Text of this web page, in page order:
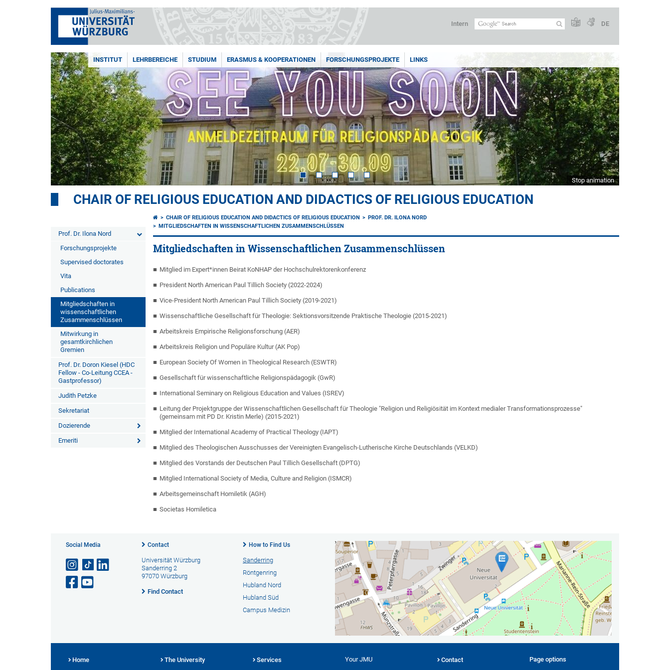
Intern DE
INSTITUT LEHRBEREICHE STUDIUM ERASMUS & KOOPERATIONEN FORSCHUNGSPROJEKTE LINKS
Stop animation
CHAIR OF RELIGIOUS EDUCATION AND DIDACTICS OF RELIGIOUS EDUCATION
Prof. Dr. Ilona Nord
Forschungsprojekte
Supervised doctorates
Vita
Publications
Mitgliedschaften in
wissenschaftlichen
Zusammenschlüssen
Mitwirkung in
gesamtkirchlichen
Gremien
Prof. Dr. Doron Kiesel (HDC
Fellow - Co-Leitung CCEA -
Gastprofessor)
Judith Petzke
Sekretariat
Dozierende
Emeriti
CHAIR OF RELIGIOUS EDUCATION AND DIDACTICS OF RELIGIOUS EDUCATION
PROF. DR. ILONA NORD
MITGLIEDSCHAFTEN IN WISSENSCHAFTLICHEN ZUSAMMENSCHLÜSSEN
Mitgliedschaften in Wissenschaftlichen Zusammenschlüssen
Mitglied im Expert*innen Beirat KoNHAP der Hochschulrektorenkonferenz
President North American Paul Tillich Society (2022-2024)
Vice-President North American Paul Tillich Society (2019-2021)
Wissenschaftliche Gesellschaft für Theologie: Sektionsvorsitzende Praktische Theologie (2015-2021)
Arbeitskreis Empirische Religionsforschung (AER)
Arbeitskreis Religion und Populäre Kultur (AK Pop)
European Society Of Women in Theological Research (ESWTR)
Gesellschaft für wissenschaftliche Religionspädagogik (GwR)
International Seminary on Religious Education and Values (ISREV)
Leitung der Projektgruppe der Wissenschaftlichen Gesellschaft für Theologie "Religion und Religiösität im Kontext medialer Transformationsprozesse"
(gemeinsam mit PD Dr. Kristin Merle) (2015-2021)
Mitglied der International Academy of Practical Theology (IAPT)
Mitglied des Theologischen Ausschusses der Vereinigten Evangelisch-Lutherische Kirche Deutschlands (VELKD)
Mitglied des Vorstands der Deutschen Paul Tillich Gesellschaft (DPTG)
Mitglied International Society of Media, Culture and Religion (ISMCR)
Arbeitsgemeinschaft Homiletik (AGH)
Societas Homiletica
Social Media Contact
Universität Würzburg
Sanderring 2
97070 Würzburg
Find Contact
How to Find Us
Sanderring
Röntgenring
Hubland Nord
Hubland Süd
Campus Medizin
Home The University Services Your JMU Contact Page options